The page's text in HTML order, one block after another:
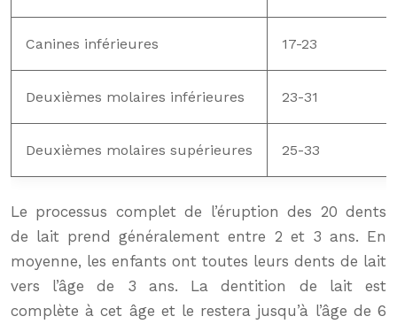
Canines inférieures 17-23
Deuxièmes molaires inférieures 23-31
Deuxièmes molaires supérieures 25-33
Le processus complet de l’éruption des 20 dents
de lait prend généralement entre 2 et 3 ans. En
moyenne, les enfants ont toutes leurs dents de lait
vers l’âge de 3 ans. La dentition de lait est
complète à cet âge et le restera jusqu’à l’âge de 6